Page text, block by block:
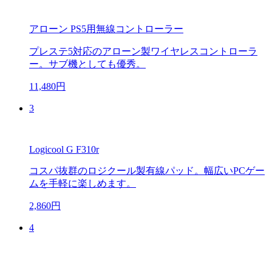
アローン PS5用無線コントローラー
プレステ5対応のアローン製ワイヤレスコントローラ
ー。サブ機としても優秀。
11,480円
3
Logicool G F310r
コスパ抜群のロジクール製有線パッド。幅広いPCゲー
ムを手軽に楽しめます。
2,860円
4